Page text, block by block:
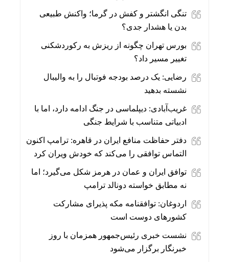
تنگی انگشتر و کفش در گرما؛ واکنش طبیعی
بدن یا هشدار جدی؟
بورس تهران چگونه از ریزش به رکوردشکنی
تغییر مسیر داد؟
رضایی: یک درصد بودجه فوتبال را به والیبال
نشسته بدهید
غریب‌آبادی: دیپلماسی در جنگ ادامه دارد، اما با
ادبیاتی متناسب با شرایط جنگی
دفتر حفاظت منافع ایران در قاهره: ترامپ اکنون
التماس توافقی را می‌کند که خودش ویران کرد
توافق ایران و عمان در هرمز شکل می‌گیرد؛ اما
نه مطابق خواسته دونالد ترامپ
اردوغان: توافقنامه مکه پذیرای مشارکت
کشورهای دوست است
نشست خبری رئیس‌جمهور همزمان با روز
خبرنگار برگزار می‌شود